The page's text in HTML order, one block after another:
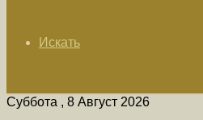
Искать
Суббота , 8 Август 2026